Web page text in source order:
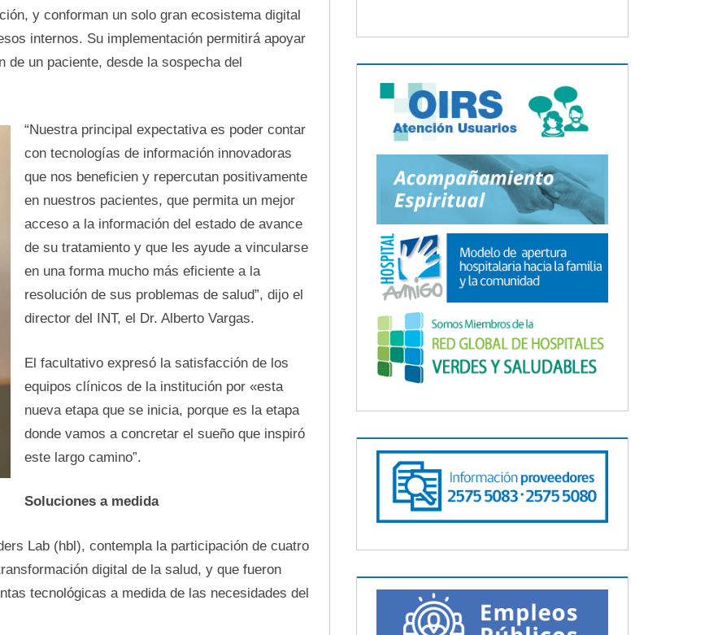
y conforman un solo gran ecosistema digital
internos. Su implementación permitirá apoyar
de un paciente, desde la sospecha del
“Nuestra principal expectativa es poder contar
con tecnologías de información innovadoras
que nos beneficien y repercutan positivamente
en nuestros pacientes, que permita un mejor
acceso a la información del estado de avance
de su tratamiento y que les ayude a vincularse
en una forma mucho más eficiente a la
resolución de sus problemas de salud”, dijo el
director del INT, el Dr. Alberto Vargas.
El facultativo expresó la satisfacción de los
equipos clínicos de la institución por «esta
nueva etapa que se inicia, porque es la etapa
donde vamos a concretar el sueño que inspiró
este largo camino”.
Soluciones a medida
Lab (hbl), contempla la participación de cuatro
digital de la salud, y que fueron
tecnológicas a medida de las necesidades del